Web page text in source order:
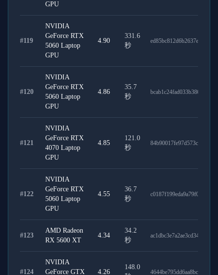
GPU
#119
NVIDIA
GeForce RTX
5060 Laptop
GPU
4.90
331.6
秒
ed85bc812d6b2637e5cb
#120
NVIDIA
GeForce RTX
5060 Laptop
GPU
4.86
35.7
秒
bcab1c24fad033b38691
#121
NVIDIA
GeForce RTX
4070 Laptop
GPU
4.85
121.0
秒
84b90017fe97d573c4da
#122
NVIDIA
GeForce RTX
5060 Laptop
GPU
4.55
36.7
秒
c0187f199eda9a79f0c1
#123
AMD Radeon
RX 5600 XT
4.34
34.2
秒
ac1dbc3e7a2ae3cd34aa
#124
NVIDIA
GeForce GTX
4.26
148.0
4644be795dd6aa8bc440